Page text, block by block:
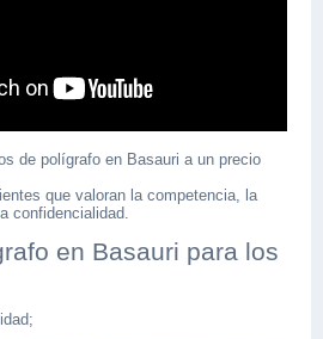
de polígrafo en Basauri a un precio
que valoran la competencia, la
confidencialidad.
en Basauri para los